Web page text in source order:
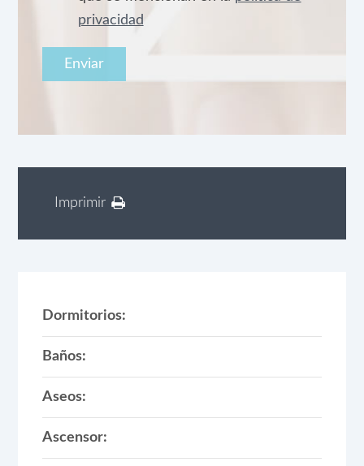
privacidad
Imprimir
Dormitorios:
Baños:
Aseos:
Ascensor: